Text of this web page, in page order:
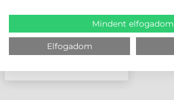
Mindent elfogadom
Elfogadom